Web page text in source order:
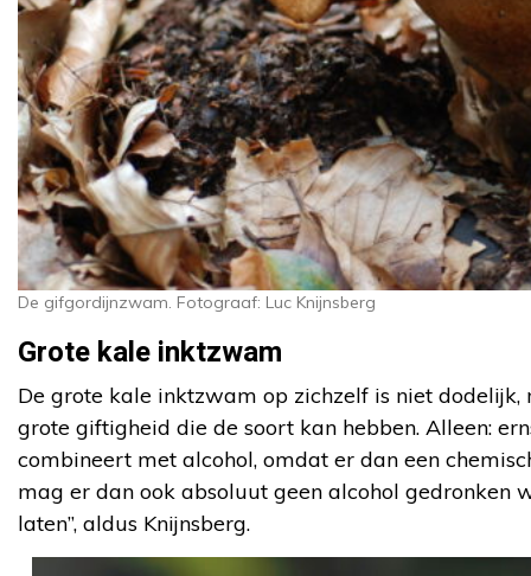
De gifgordijnzwam. Fotograaf: Luc Knijnsberg
Grote kale inktzwam
De grote kale inktzwam op zichzelf is niet
grote giftigheid die de soort kan hebben. Alleen:
combineert met alcohol, omdat er dan een
mag er dan ook absoluut geen alcohol gedronken
laten’’, aldus Knijnsberg.